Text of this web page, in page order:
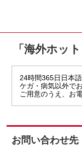
「海外ホッ
24時間365日日本語
ケガ・病気以外で
ご用意のうえ、お
お問い合わせ先